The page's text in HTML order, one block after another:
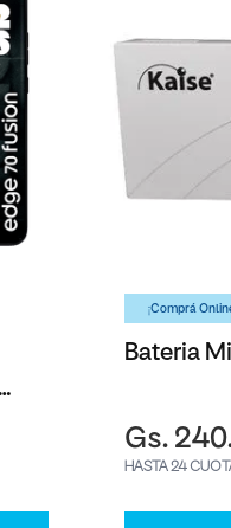
¡Comprá
Bateria
Gs.
HASTA 24